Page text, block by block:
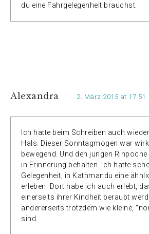
du eine Fahrgelegenheit brauchst.
Alexandra 2. März 2015 at 17:51
Ich hatte beim Schreiben auch
Hals. Dieser Sonntagmogen war
bewegend. Und den jungen
in Erinnerung behalten. Ich hatte
Gelegenheit, in Kathmandu eine
erleben. Dort habe ich auch erlebt,
einerseits ihrer Kindheit beraubt
andererseits trotzdem wie kleine,
sind.